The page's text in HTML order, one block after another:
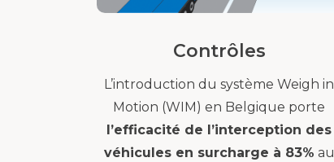
Contrôles
L’introduction du système Weigh in
Motion (WIM) en Belgique porte
l’efficacité de l’interception des
véhicules en surcharge à 83% au